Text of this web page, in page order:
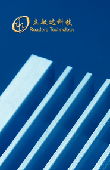
首页
关于立敏达
产品中心
新闻中心